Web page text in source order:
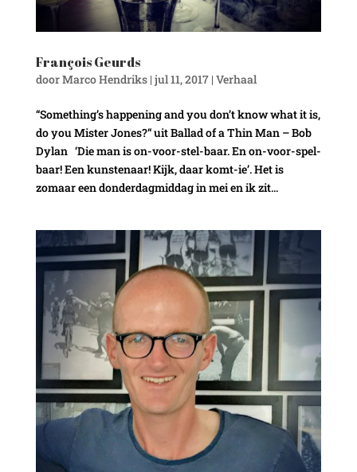
François Geurds
doorMarco Hendriks| jul 11, 2017| Verhaal
“Something’s happening and you don’t know what it is,
do you Mister Jones?“ uit Ballad of a Thin Man – Bob
Dylan ‘Die man is on-voor-stel-baar. En on-voor-spel-
baar! Een kunstenaar! Kijk, daar komt-ie’. Het is
zomaar een donderdagmiddag in mei en ik zit...